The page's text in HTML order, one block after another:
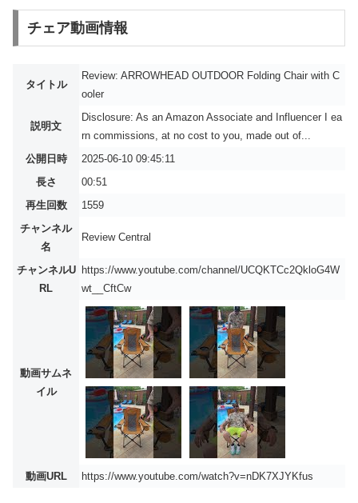
チェア動画情報
タイトル
Review: ARROWHEAD OUTDOOR Folding Chair with C
ooler
説明文
Disclosure: As an Amazon Associate and Influencer I ea
rn commissions, at no cost to you, made out of...
公開日時
2025-06-10 09:45:11
長さ
00:51
再生回数
1559
チャンネル
名
Review Central
チャンネルU
RL
https://www.youtube.com/channel/UCQKTCc2QkloG4W
wt__CftCw
動画サムネ
イル
動画URL https://www.youtube.com/watch?v=nDK7XJYKfus